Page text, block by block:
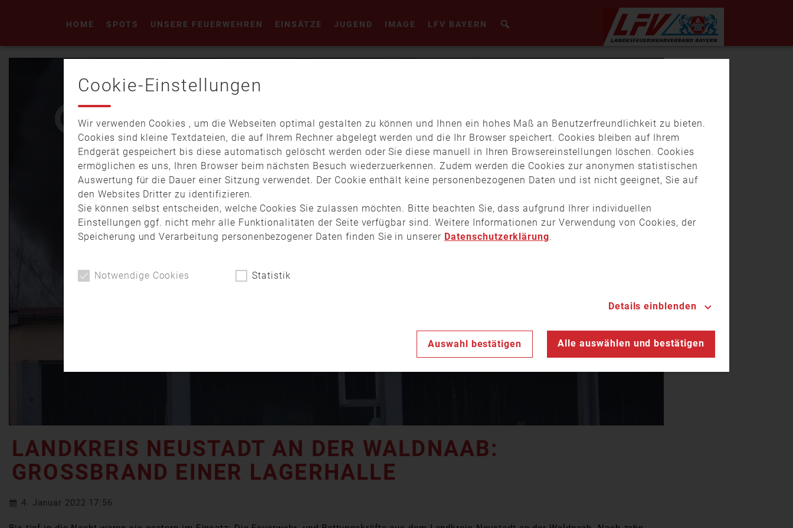
HOME SPOTS UNSERE FEUERWEHREN EINSÄTZE JUGEND IMAGE LFV BAYERN
abspielen
LANDKREIS NEUSTADT AN DER WALDNAAB:
GROSSBRAND EINER LAGERHALLE
4. Januar 2022 17:56
Cookie-Einstellungen
Wir verwenden Cookies , um die Webseiten optimal gestalten zu können und Ihnen ein hohes Maß an Benutzerfreundlichkeit zu bieten.
Cookies sind kleine Textdateien, die auf Ihrem Rechner abgelegt werden und die Ihr Browser speichert. Cookies bleiben auf Ihrem
Endgerät gespeichert bis diese automatisch gelöscht werden oder Sie diese manuell in Ihren Browsereinstellungen löschen. Cookies
ermöglichen es uns, Ihren Browser beim nächsten Besuch wiederzuerkennen. Zudem werden die Cookies zur anonymen statistischen
Auswertung für die Dauer einer Sitzung verwendet. Der Cookie enthält keine personenbezogenen Daten und ist nicht geeignet, Sie auf
den Websites Dritter zu identifizieren.
Sie können selbst entscheiden, welche Cookies Sie zulassen möchten. Bitte beachten Sie, dass aufgrund Ihrer individuellen
Einstellungen ggf. nicht mehr alle Funktionalitäten der Seite verfügbar sind. Weitere Informationen zur Verwendung von Cookies, der
Speicherung und Verarbeitung personenbezogener Daten finden Sie in unserer Datenschutzerklärung.
Notwendige Cookies Statistik
Details einblenden
Auswahl bestätigen Alle auswählen und bestätigen